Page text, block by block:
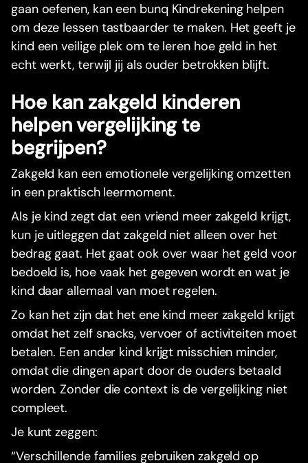
gaan oefenen, kan een bunq Kindrekening helpen
om deze lessen tastbaarder te maken. Het geeft je
kind een veilige plek om te leren hoe geld in het
echt werkt, terwijl jij als ouder betrokken blijft.
Hoe kan zakgeld kinderen
helpen vergelijking te
begrijpen?
Zakgeld kan een emotionele vergelijking omzetten
in een praktisch leermoment.
Als je kind zegt dat een vriend meer zakgeld krijgt,
kun je uitleggen dat zakgeld niet alleen over het
bedrag gaat. Het gaat ook over waar het geld voor
bedoeld is, hoe vaak het gegeven wordt en wat je
kind daar allemaal van moet regelen.
Zo kan het zijn dat het ene kind meer zakgeld krijgt
omdat het zelf snacks, vervoer of activiteiten moet
betalen. Een ander kind krijgt misschien minder,
omdat die dingen apart door de ouders betaald
worden. Zonder die context is de vergelijking niet
compleet.
Je kunt zeggen:
“Verschillende families gebruiken zakgeld op